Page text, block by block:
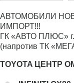
АВТОМОБИЛИ
ИМПОРТ!!!
ГК «АВТО ПЛЮС» г.
(напротив ТК
TOYOTA ЦЕНТР